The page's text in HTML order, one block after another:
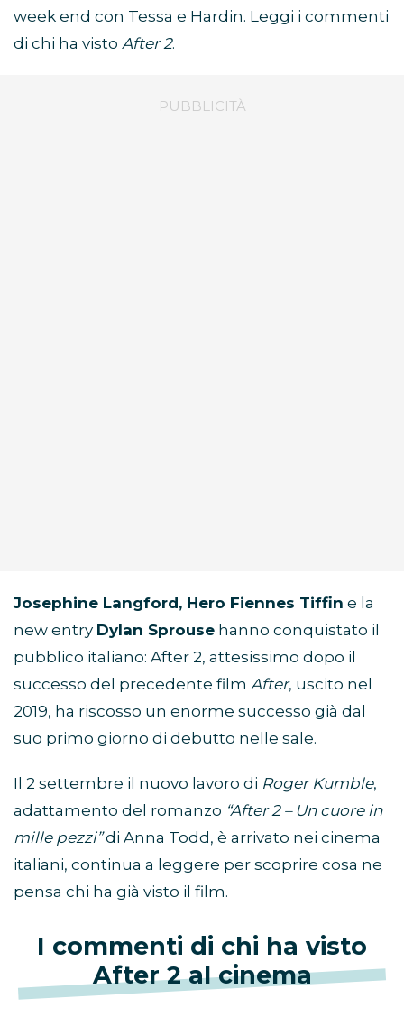
week end con Tessa e Hardin. Leggi i commenti
di chi ha visto After 2.
Josephine Langford, Hero Fiennes Tiffin e la
new entry Dylan Sprouse hanno conquistato il
pubblico italiano: After 2, attesissimo dopo il
successo del precedente film After, uscito nel
2019, ha riscosso un enorme successo già dal
suo primo giorno di debutto nelle sale.
Il 2 settembre il nuovo lavoro di Roger Kumble,
adattamento del romanzo “After 2 – Un cuore in
mille pezzi”di Anna Todd, è arrivato nei cinema
italiani, continua a leggere per scoprire cosa ne
pensa chi ha già visto il film.
I commenti di chi ha visto
After 2 al cinema